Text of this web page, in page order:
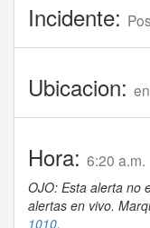
Incidente:
Ubicacion:
Hora: 6:20 a.m.
OJO: Esta alerta no
alertas en vivo.
1010.